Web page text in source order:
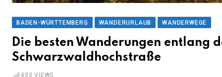
BADEN-WÜRTTEMBERG WANDERURLAUB WANDERWEGE
Die besten Wanderungen entlang
Schwarzwaldhochstraße
403 VIEWS